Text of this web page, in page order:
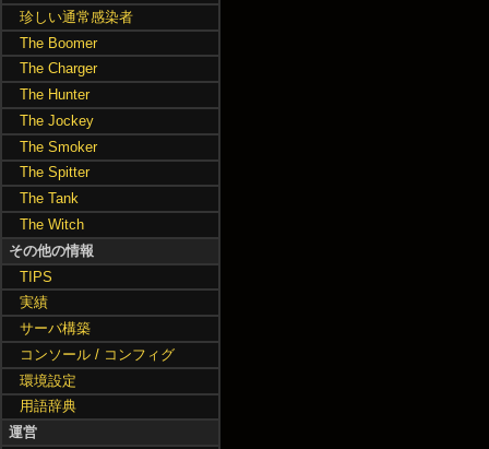
珍しい通常感染者
The Boomer
The Charger
The Hunter
The Jockey
The Smoker
The Spitter
The Tank
The Witch
その他の情報
TIPS
実績
サーバ構築
コンソール / コンフィグ
環境設定
用語辞典
運営